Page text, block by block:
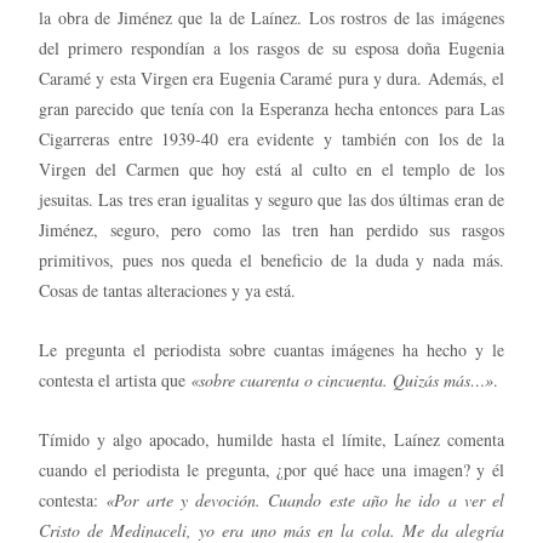
la obra de Jiménez que la de Laínez. Los rostros de las imágenes
del primero respondían a los rasgos de su esposa doña Eugenia
Caramé y esta Virgen era Eugenia Caramé pura y dura. Además, el
gran parecido que tenía con la Esperanza hecha entonces para Las
Cigarreras entre 1939-40 era evidente y también con los de la
Virgen del Carmen que hoy está al culto en el templo de los
jesuitas. Las tres eran igualitas y seguro que las dos últimas eran de
Jiménez, seguro, pero como las tren han perdido sus rasgos
primitivos, pues nos queda el beneficio de la duda y nada más.
Cosas de tantas alteraciones y ya está.
Le pregunta el periodista sobre cuantas imágenes ha hecho y le
contesta el artista que «sobre cuarenta o cincuenta. Quizás más…».
Tímido y algo apocado, humilde hasta el límite, Laínez comenta
cuando el periodista le pregunta, ¿por qué hace una imagen? y él
contesta: «Por arte y devoción. Cuando este año he ido a ver el
Cristo de Medinaceli, yo era uno más en la cola. Me da alegría